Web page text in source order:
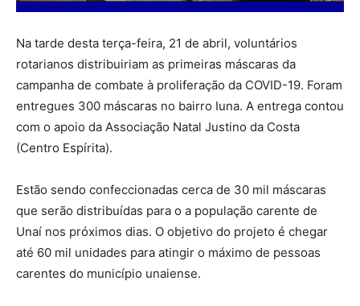
Na tarde desta terça-feira, 21 de abril, voluntários
rotarianos distribuiriam as primeiras máscaras da
campanha de combate à proliferação da COVID-19. Foram
entregues 300 máscaras no bairro Iuna. A entrega contou
com o apoio da Associação Natal Justino da Costa
(Centro Espírita).
Estão sendo confeccionadas cerca de 30 mil máscaras
que serão distribuídas para o a população carente de
Unaí nos próximos dias. O objetivo do projeto é chegar
até 60 mil unidades para atingir o máximo de pessoas
carentes do município unaiense.